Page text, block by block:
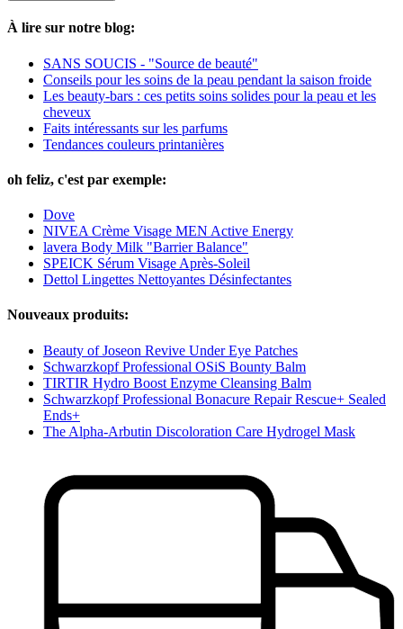
À lire sur notre blog:
SANS SOUCIS - "Source de beauté"
Conseils pour les soins de la peau pendant la saison froide
Les beauty-bars : ces petits soins solides pour la peau et les
cheveux
Faits intéressants sur les parfums
Tendances couleurs printanières
oh feliz, c'est par exemple:
Dove
NIVEA Crème Visage MEN Active Energy
lavera Body Milk "Barrier Balance"
SPEICK Sérum Visage Après-Soleil
Dettol Lingettes Nettoyantes Désinfectantes
Nouveaux produits:
Beauty of Joseon Revive Under Eye Patches
Schwarzkopf Professional OSiS Bounty Balm
TIRTIR Hydro Boost Enzyme Cleansing Balm
Schwarzkopf Professional Bonacure Repair Rescue+ Sealed
Ends+
The Alpha-Arbutin Discoloration Care Hydrogel Mask